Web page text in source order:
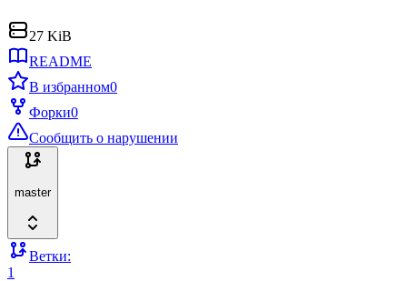
27 KiB
README
В избранном0
Форки0
Сообщить о нарушении
master
Ветки:
1